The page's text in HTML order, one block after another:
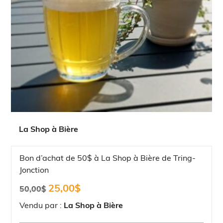
La Shop à Bière
Bon d’achat de 50$ à La Shop à Bière de Tring-
Jonction
50,00$
Le
initial
25,00$
actuel
Vendu par : La Shop à Bière